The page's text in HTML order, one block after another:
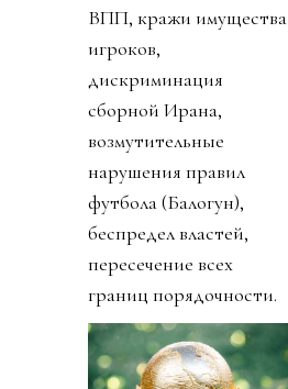
ВПП, кражи имущества
игроков,
дискриминация
сборной Ирана,
возмутительные
нарушения правил
футбола (Балогун),
беспредел властей,
пересечение всех
границ порядочности.